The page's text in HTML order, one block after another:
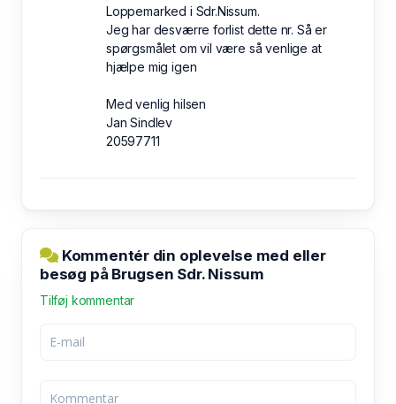
Loppemarked i Sdr.Nissum.
Jeg har desværre forlist dette nr. Så er
spørgsmålet om vil være så venlige at
hjælpe mig igen
Med venlig hilsen
Jan Sindlev
20597711
Kommentér din oplevelse med eller
besøg på Brugsen Sdr. Nissum
Tilføj kommentar